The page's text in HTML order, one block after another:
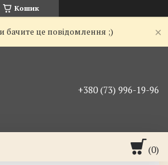
Кошик
бачите це повідомлення ;)
+380 (73) 996-19-96